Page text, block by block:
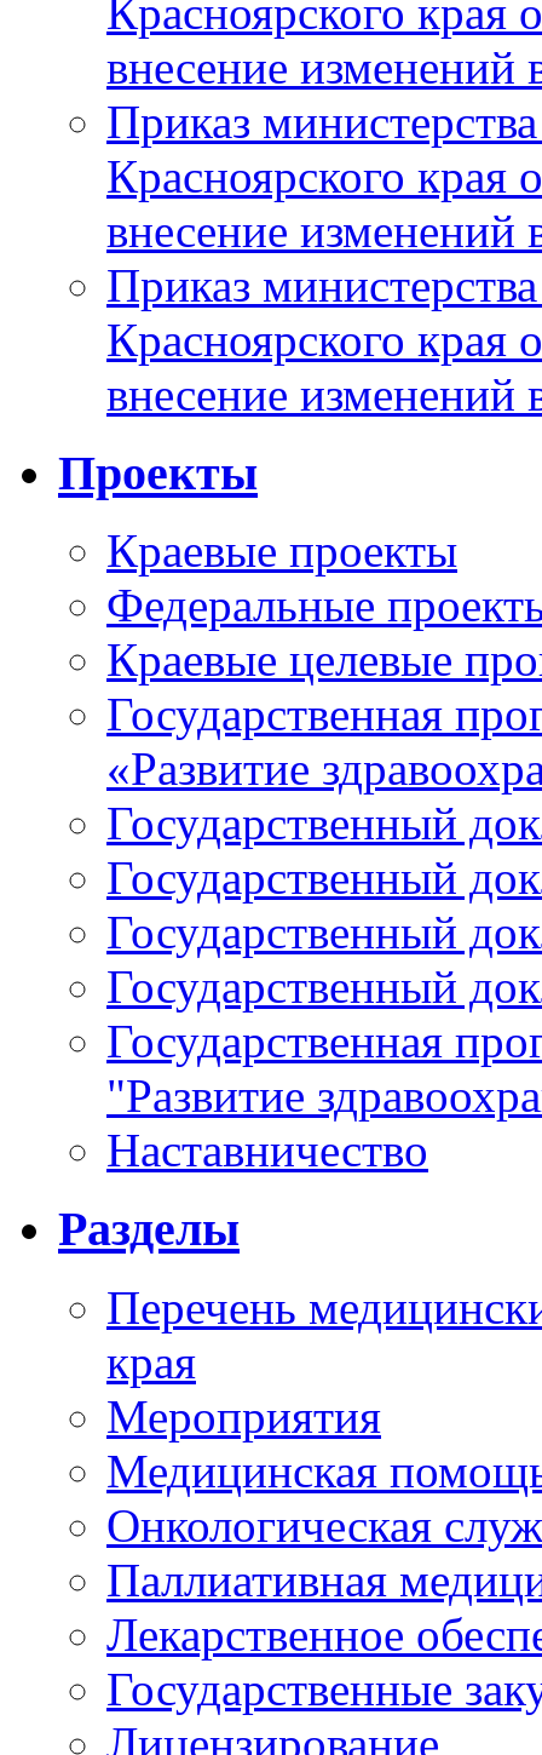
Красноярского
внесение изменений
Приказ
Красноярского
внесение изменений
Приказ
Красноярского
внесение изменений
Проекты
Краевые проекты
Федеральные
Краевые целевые
Государственная
«Развитие
Государственный
Государственный
Государственный
Государственный
Государственная
"Развитие
Наставничество
Разделы
Перечень
края
Мероприятия
Медицинская
Онкологическая
Паллиативная
Лекарственное
Государственные
Лицензирование